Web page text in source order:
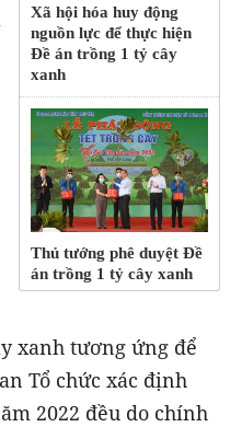
Xã hội hóa huy động
nguồn lực để thực hiện
Đề án trồng 1 tỷ cây
xanh
Thủ tướng phê duyệt Đề
án trồng 1 tỷ cây xanh
xanh tương ứng để
Tổ chức xác định
2022 đều do chính